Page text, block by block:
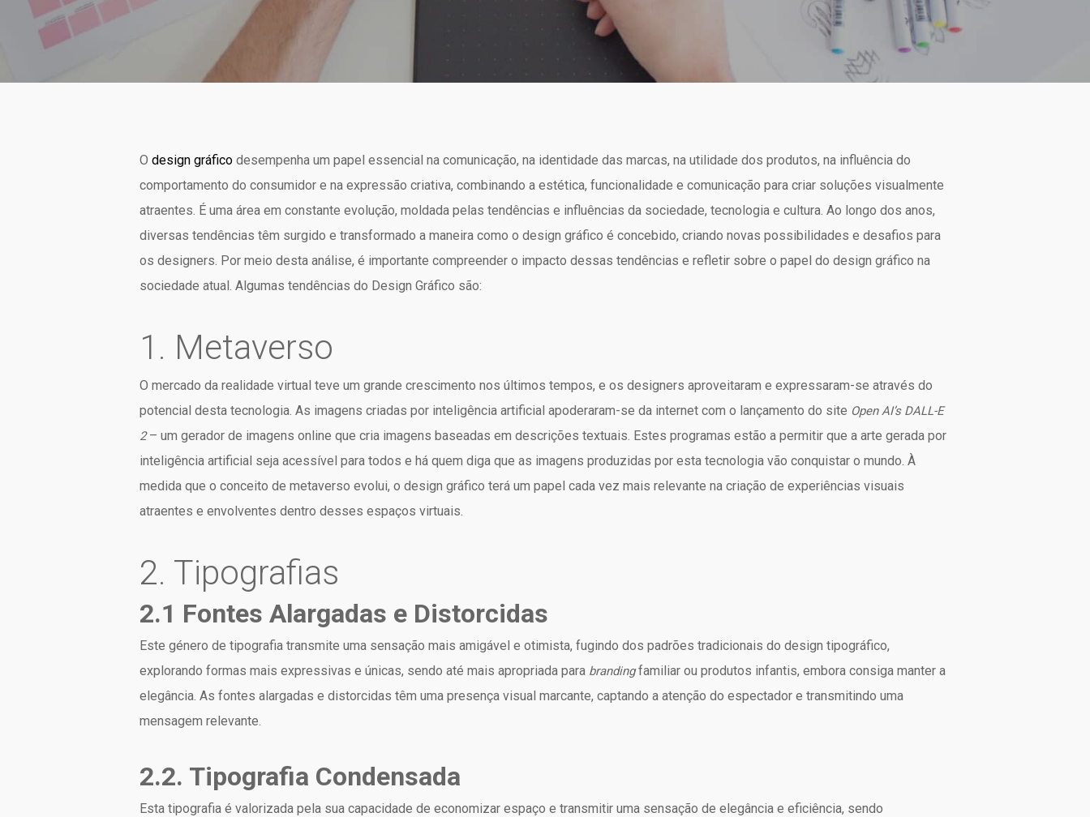
O design gráfico desempenha um papel essencial na comunicação, na identidade das marcas, na utilidade dos produtos, na influência do
comportamento do consumidor e na expressão criativa, combinando a estética, funcionalidade e comunicação para criar soluções visualmente
atraentes. É uma área em constante evolução, moldada pelas tendências e influências da sociedade, tecnologia e cultura. Ao longo dos anos,
diversas tendências têm surgido e transformado a maneira como o design gráfico é concebido, criando novas possibilidades e desafios para
os designers. Por meio desta análise, é importante compreender o impacto dessas tendências e refletir sobre o papel do design gráfico na
sociedade atual. Algumas tendências do Design Gráfico são:
1. Metaverso
O mercado da realidade virtual teve um grande crescimento nos últimos tempos, e os designers aproveitaram e expressaram-se através do
potencial desta tecnologia. As imagens criadas por inteligência artificial apoderaram-se da internet com o lançamento do site Open AI’s DALL-E
2– um gerador de imagens online que cria imagens baseadas em descrições textuais. Estes programas estão a permitir que a arte gerada por
inteligência artificial seja acessível para todos e há quem diga que as imagens produzidas por esta tecnologia vão conquistar o mundo. À
medida que o conceito de metaverso evolui, o design gráfico terá um papel cada vez mais relevante na criação de experiências visuais
atraentes e envolventes dentro desses espaços virtuais.
2. Tipografias
2.1 Fontes Alargadas e Distorcidas
Este género de tipografia transmite uma sensação mais amigável e otimista, fugindo dos padrões tradicionais do design tipográfico,
explorando formas mais expressivas e únicas, sendo até mais apropriada para brandingfamiliar ou produtos infantis, embora consiga manter a
elegância. As fontes alargadas e distorcidas têm uma presença visual marcante, captando a atenção do espectador e transmitindo uma
mensagem relevante.
2.2. Tipografia Condensada
Esta tipografia é valorizada pela sua capacidade de economizar espaço e transmitir uma sensação de elegância e eficiência, sendo